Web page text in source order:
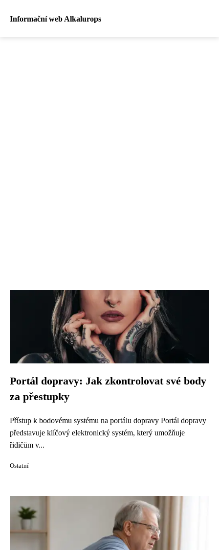
Informační web Alkalurops
Portál dopravy: Jak zkontrolovat své body
za přestupky
Přístup k bodovému systému na portálu dopravy Portál dopravy
představuje klíčový elektronický systém, který umožňuje
řidičům v...
Ostatní